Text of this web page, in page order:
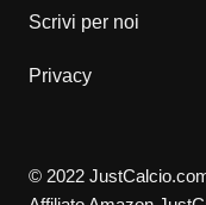
Scrivi per noi
Privacy
© 2022